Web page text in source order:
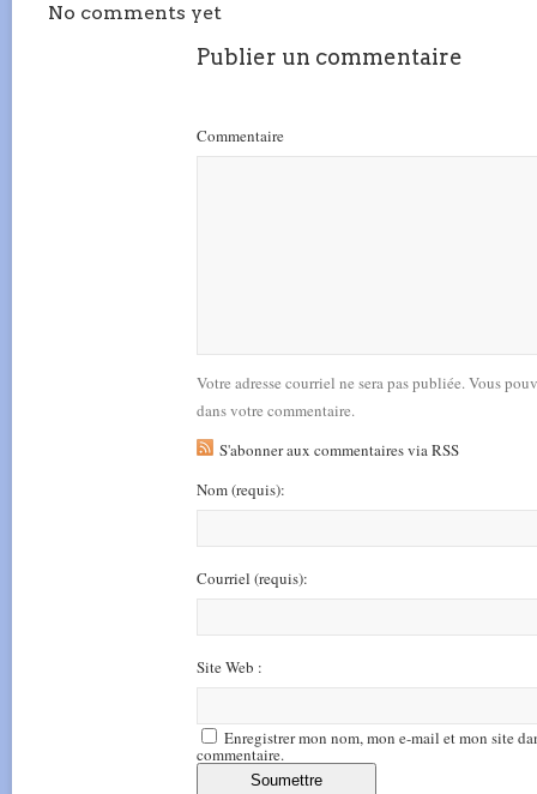
No comments yet
Publier un commentaire
Commentaire
Votre adresse courriel ne sera pas publiée. Vous
dans votre commentaire.
S'abonner aux commentaires via RSS
Nom(requis):
Courriel (requis):
Site Web :
Enregistrer mon nom, mon e-mail et mon site
commentaire.